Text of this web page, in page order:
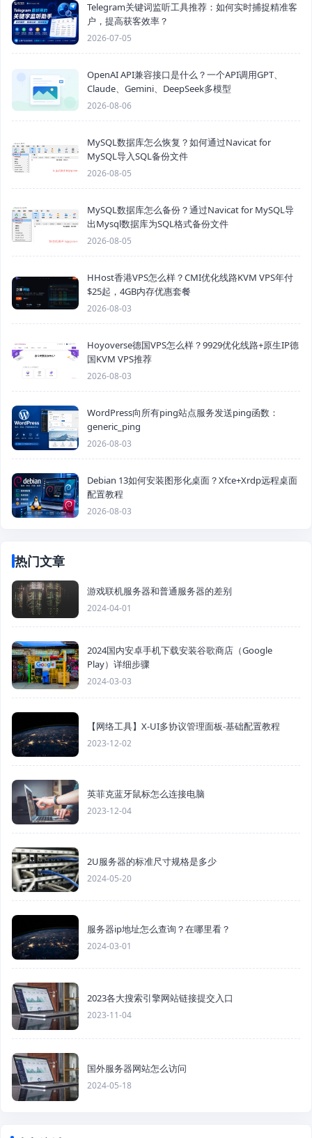
Telegram关键词监听工具推荐：如何实时捕捉精准客
户，提高获客效率？
2026-07-05
OpenAI API兼容接口是什么？一个API调用GPT、
Claude、Gemini、DeepSeek多模型
2026-08-06
MySQL数据库怎么恢复？如何通过Navicat for
MySQL导入SQL备份文件
2026-08-05
MySQL数据库怎么备份？通过Navicat for MySQL导
出Mysql数据库为SQL格式备份文件
2026-08-05
HHost香港VPS怎么样？CMI优化线路KVM VPS年付
$25起，4GB内存优惠套餐
2026-08-03
Hoyoverse德国VPS怎么样？9929优化线路+原生IP德
国KVM VPS推荐
2026-08-03
WordPress向所有ping站点服务发送ping函数：
generic_ping
2026-08-03
Debian 13如何安装图形化桌面？Xfce+Xrdp远程桌面
配置教程
2026-08-03
热门文章
游戏联机服务器和普通服务器的差别
2024-04-01
2024国内安卓手机下载安装谷歌商店（Google
Play）详细步骤
2024-03-03
【网络工具】X-UI多协议管理面板-基础配置教程
2023-12-02
英菲克蓝牙鼠标怎么连接电脑
2023-12-04
2U服务器的标准尺寸规格是多少
2024-05-20
服务器ip地址怎么查询？在哪里看？
2024-03-01
2023各大搜索引擎网站链接提交入口
2023-11-04
国外服务器网站怎么访问
2024-05-18